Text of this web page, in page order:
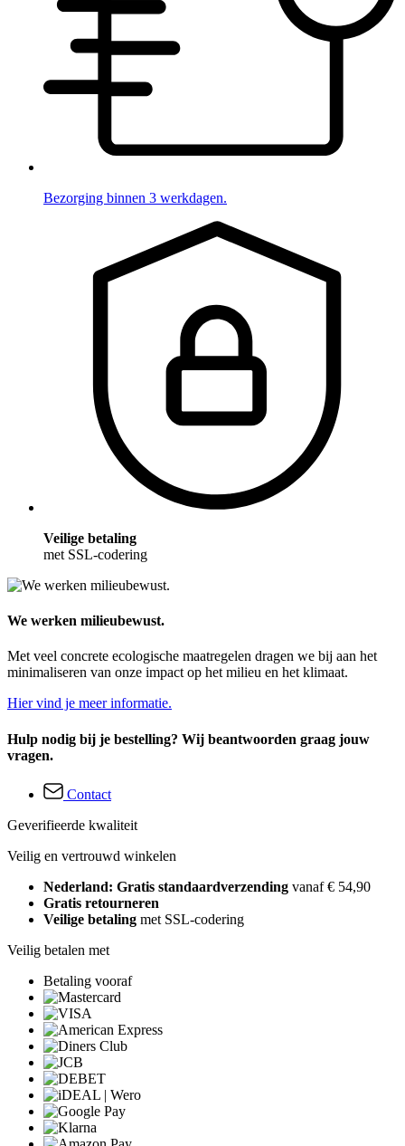
Bezorging binnen 3 werkdagen.
Veilige betaling
met SSL-codering
We werken milieubewust.
Met veel concrete ecologische maatregelen dragen we bij aan het
minimaliseren van onze impact op het milieu en het klimaat.
Hier vind je meer informatie.
Hulp nodig bij je bestelling? Wij beantwoorden graag jouw
vragen.
Contact
Geverifieerde kwaliteit
Veilig en vertrouwd winkelen
Nederland: Gratis standaardverzending vanaf € 54,90
Gratis retourneren
Veilige betaling met SSL-codering
Veilig betalen met
Betaling vooraf